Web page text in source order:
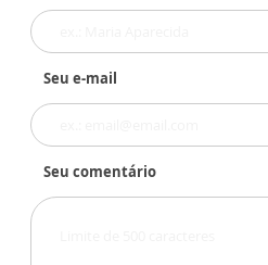
Seu e-mail
Seu comentário